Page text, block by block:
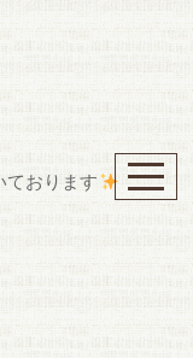
ております